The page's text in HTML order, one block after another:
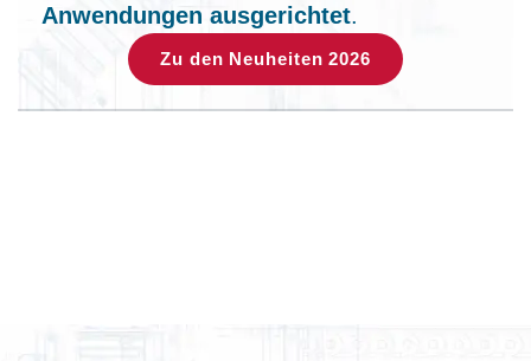
Anwendungen ausgerichtet.
Zu den Neuheiten 2026